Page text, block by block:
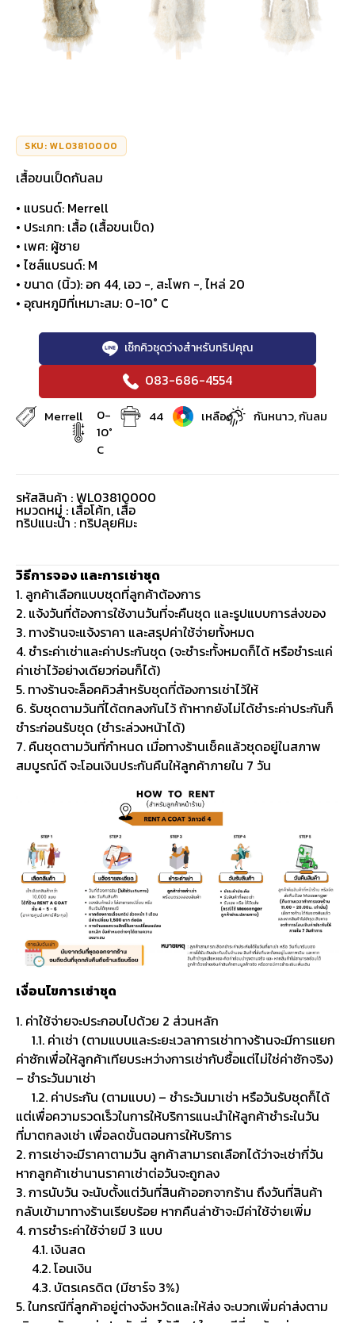
SKU: WL03810000
เสื้อขนเป็ดกันลม
• แบรนด์: Merrell
• ประเภท: เสื้อ (เสื้อขนเป็ด)
• เพศ: ผู้ชาย
• ไซส์แบรนด์: M
• ขนาด (นิ้ว): อก 44, เอว -, สะโพก -, ไหล่ 20
• อุณหภูมิที่เหมาะสม: 0-10° C
เช็กคิวชุดว่างสำหรับทริปคุณ
083-686-4554
Merrell
0-
10°
C
44 เหลือง กันหนาว, กันลม
รหัสสินค้า : WL03810000
หมวดหมู่ : เสื้อโค้ท, เสื้อ
ทริปแนะนำ : ทริปลุยหิมะ
วิธีการจอง และการเช่าชุด
1. ลูกค้าเลือกแบบชุดที่ลูกค้าต้องการ
2. แจ้งวันที่ต้องการใช้งานวันที่จะคืนชุด และรูปแบบการส่งของ
3. ทางร้านจะแจ้งราคา และสรุปค่าใช้จ่ายทั้งหมด
4. ชำระค่าเช่าและค่าประกันชุด (จะชำระทั้งหมดก็ได้ หรือชำระแค่
ค่าเช่าไว้อย่างเดียวก่อนก็ได้)
5. ทางร้านจะล็อคคิวสำหรับชุดที่ต้องการเช่าไว้ให้
6. รับชุดตามวันที่ได้ตกลงกันไว้ ถ้าหากยังไม่ได้ชำระค่าประกันก็
ชำระก่อนรับชุด (ชำระล่วงหน้าได้)
7. คืนชุดตามวันที่กำหนด เมื่อทางร้านเช็คแล้วชุดอยู่ในสภาพ
สมบูรณ์ดี จะโอนเงินประกันคืนให้ลูกค้าภายใน 7 วัน
เงื่อนไขการเช่าชุด
1. ค่าใช้จ่ายจะประกอบไปด้วย 2 ส่วนหลัก
1.1. ค่าเช่า (ตามแบบและระยะเวลาการเช่าทางร้านจะมีการแยก
ค่าซักเพื่อให้ลูกค้าเทียบระหว่างการเช่ากับซื้อแต่ไม่ใช่ค่าซักจริง)
– ชำระวันมาเช่า
1.2. ค่าประกัน (ตามแบบ) – ชำระวันมาเช่า หรือวันรับชุดก็ได้
แต่เพื่อความรวดเร็วในการให้บริการแนะนำให้ลูกค้าชำระในวัน
ที่มาตกลงเช่า เพื่อลดขั้นตอนการให้บริการ
2. การเช่าจะมีราคาตามวัน ลูกค้าสามารถเลือกได้ว่าจะเช่ากี่วัน
หากลูกค้าเช่านานราคาเช่าต่อวันจะถูกลง
3. การนับวัน จะนับตั้งแต่วันที่สินค้าออกจากร้าน ถึงวันที่สินค้า
กลับเข้ามาทางร้านเรียบร้อย หากคืนล่าช้าจะมีค่าใช้จ่ายเพิ่ม
4. การชำระค่าใช้จ่ายมี 3 แบบ
4.1. เงินสด
4.2. โอนเงิน
4.3. บัตรเครดิต (มีชาร์จ 3%)
5. ในกรณีที่ลูกค้าอยู่ต่างจังหวัดและให้ส่ง จะบวกเพิ่มค่าส่งตาม